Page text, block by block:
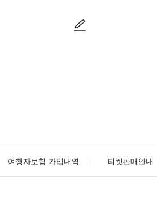
여행자보험 가입내역 티켓판매안내